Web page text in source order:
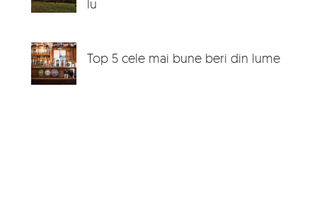
lu
Top 5 cele mai bune beri din lume